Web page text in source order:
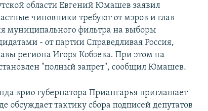
области Евгений Юмашев заявил
чиновники требуют от мэров и глав
муниципального фильтра на выборы
- от партии Справедливая Россия,
региона Игоря Кобзева. При этом на
"полный запрет", сообщил Юмашев.
врио губернатора Приангарья приглашает
обсуждает тактику сбора подписей депутатов